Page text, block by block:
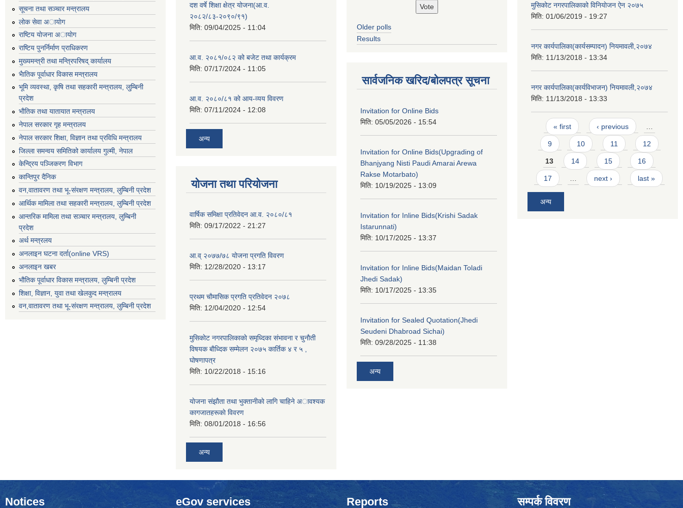
सूचना तथा सञ्चार मन्त्रालय
लाेक सेवा अायाेग
राष्टिय याेजना अायाेग
राष्टिय पुनर्निर्माण प्राधिकरण
मुख्यमन्त्री तथा मन्त्रिपरिषद् कार्यालय
भैातिक पूर्वाधार विकास मन्त्रालय
भूमि व्यवस्था, कृषि तथा सहकारी मन्त्रालय, लु्म्बिनी
प्रदेश
भाैतिक तथा यातायात मन्त्रालय
नेपाल सरकार गृह मन्त्रालय
नेपाल सरकार शिक्षा, विज्ञान तथा प्रविधि मन्त्रालय
जिल्ला समन्वय समितिको कार्यालय गुल्मी, नेपाल
केन्द्रिय पञ्जिकरण विभाग
कान्तिपुर दैनिक
वन,वातावरण तथा भू-संरक्षण मन्त्रालय, लुम्बिनी प्रदेश
आर्थिक मामिला तथा सहकारी मन्त्रालय, लुम्बिनी प्रदेश
आन्तरिक मामिला तथा सञ्चार मन्त्रालय, लुम्बिनी
प्रदेश
अर्थ मन्त्रलय
अनलाइन घटना दर्ता(online VRS)
अनलाइन खबर
भौतिक पूर्वाधार विकास मन्त्रालय, लुम्बिनी प्रदेश
शिक्षा, विज्ञान, युवा तथा खेलकुद मन्‍‍त्रालय
वन,वातावरण तथा भू-संरक्षण मन्त्रालय, लुम्बिनी प्रदेश
दश वर्षे शिक्षा क्षेत्र योजना(आ.व.
२०८२/८३-२०९०/९१)
मिति: 09/04/2025 - 11:04
आ.व. २०८१/०८२ को बजेट तथा कार्यक्रम
मिति: 07/17/2024 - 11:05
आ.व. २०८०/८१ को आय-व्यय विवरण
मिति: 07/11/2024 - 12:08
अन्य
योजना तथा परियोजना
वार्षिक समिक्षा प्रतिवेदन आ.व. २०८०/८१
मिति: 09/17/2022 - 21:27
आ.व् २०७७/७८ योजना प्रगति विवरण
मिति: 12/28/2020 - 13:17
प्रथम चाैमासिक प्रगति प्रतिवेदन २०७८
मिति: 12/04/2020 - 12:54
मुसिकाेट नगरपालिकाकाे समृध्दिका संभावना र चुनाैती
विषयक बाैध्दिक सम्मेलन २०७५ कार्तिक ४ र ५ ,
घाेषणापत्र
मिति: 10/22/2018 - 15:16
याेजना संझाैता तथा भुक्तानीकाे लागि चाहिने अावश्यक
कागजातहरूकाे विवरण
मिति: 08/01/2018 - 16:56
अन्य
Older polls
Results
सार्वजनिक खरिद/बोलपत्र सूचना
Invitation for Online Bids
मिति: 05/05/2026 - 15:54
Invitation for Online Bids(Upgrading of
Bhanjyang Nisti Paudi Amarai Arewa
Rakse Motarbato)
मिति: 10/19/2025 - 13:09
Invitation for Inline Bids(Krishi Sadak
Istarunnati)
मिति: 10/17/2025 - 13:37
Invitation for Inline Bids(Maidan Toladi
Jhedi Sadak)
मिति: 10/17/2025 - 13:35
Invitation for Sealed Quotation(Jhedi
Seudeni Dhabroad Sichai)
मिति: 09/28/2025 - 11:38
अन्य
मुसिकोट नगरपालिकाको विनियाेजन ऐन २०७५
मिति: 01/06/2019 - 19:27
नगर कार्यपालिका(कार्यसम्पादन) नियमावली,२०७४
मिति: 11/13/2018 - 13:34
नगर कार्यपालिका(कार्यविभाजन) नियमावली,२०७४
मिति: 11/13/2018 - 13:33
Pages
« first ‹ previous
9 10 11 12
13 14 15 16
17 next › last »
अन्य
Notices eGov services Reports सम्पर्क विवरण